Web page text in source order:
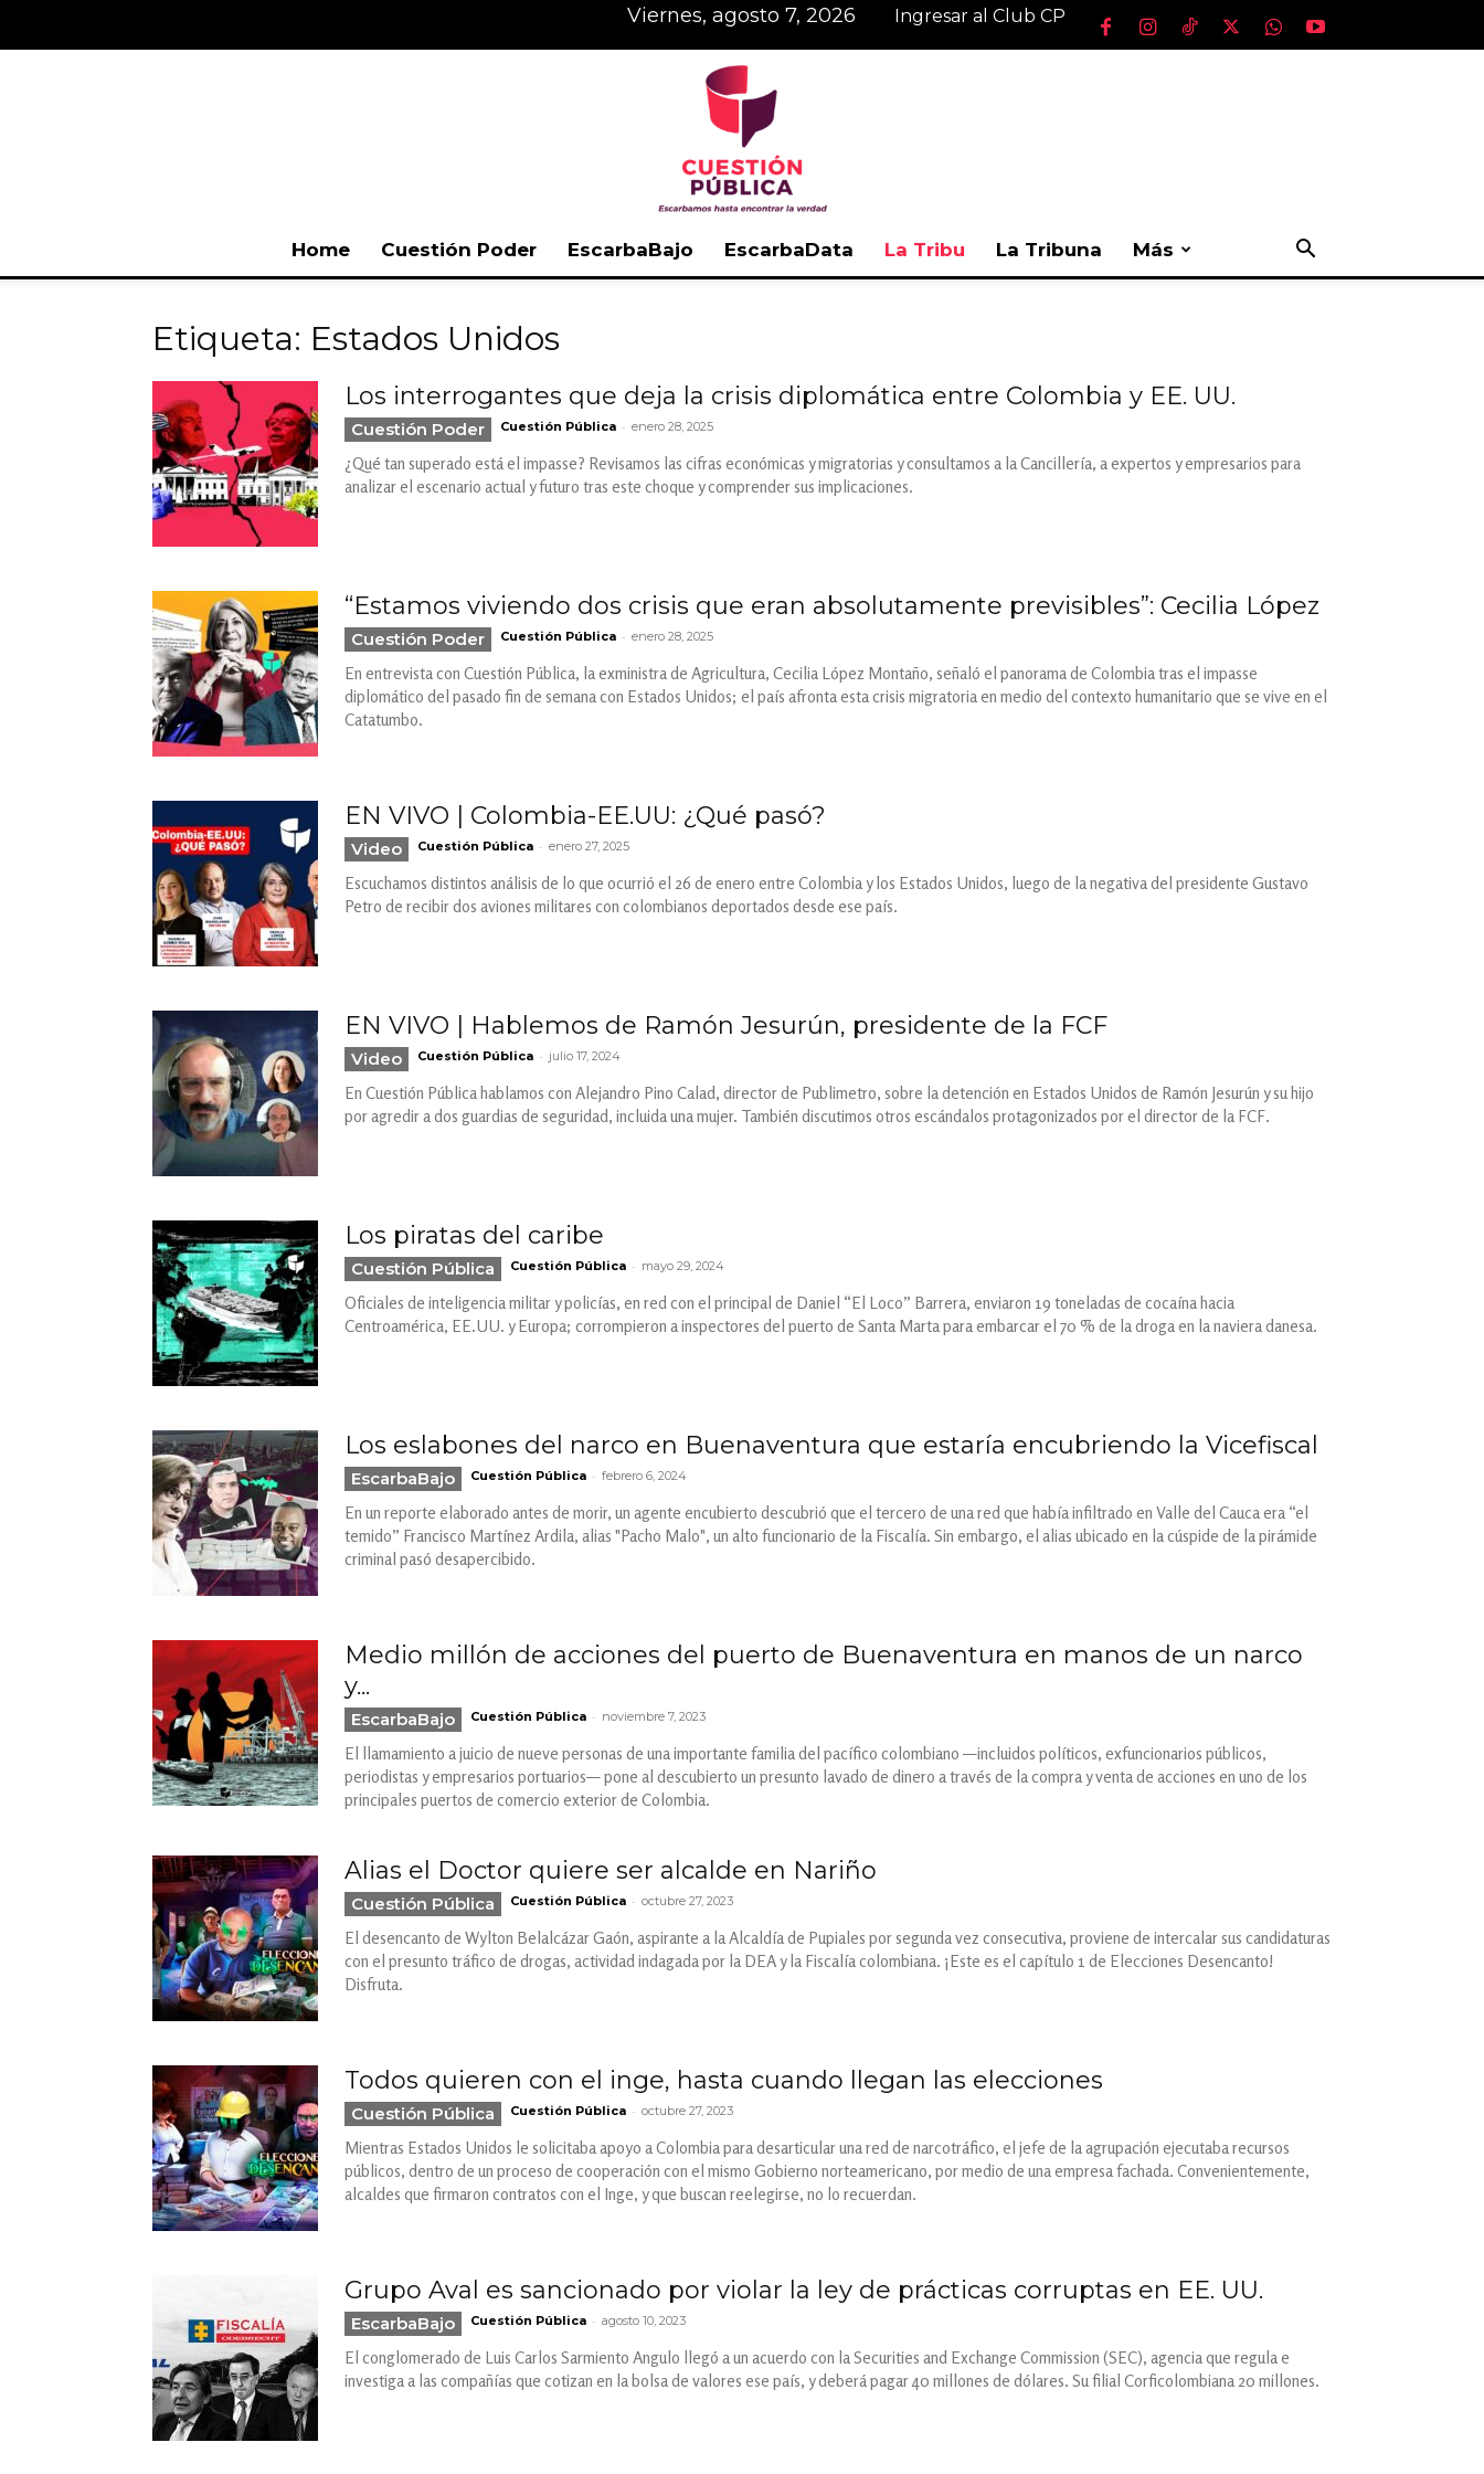
viernes, agosto 7, 2026 Ingresar al Club CP
Home Cuestión Poder EscarbaBajo EscarbaData La Tribu La Tribuna Más
Etiqueta: Estados Unidos
Los interrogantes que deja la crisis diplomática entre Colombia y EE. UU.
Cuestión Poder Cuestión Pública - enero 28, 2025
¿Qué tan superado está el impasse? Revisamos las cifras económicas y migratorias y consultamos a la Cancillería, a expertos y empresarios para
analizar el escenario actual y futuro tras este choque y comprender sus implicaciones.
“Estamos viviendo dos crisis que eran absolutamente previsibles”: Cecilia López
Cuestión Poder Cuestión Pública - enero 28, 2025
En entrevista con Cuestión Pública, la exministra de Agricultura, Cecilia López Montaño, señaló el panorama de Colombia tras el impasse
diplomático del pasado fin de semana con Estados Unidos; el país afronta esta crisis migratoria en medio del contexto humanitario que se vive en el
Catatumbo.
EN VIVO | Colombia-EE.UU: ¿Qué pasó?
Video Cuestión Pública - enero 27, 2025
Escuchamos distintos análisis de lo que ocurrió el 26 de enero entre Colombia y los Estados Unidos, luego de la negativa del presidente Gustavo
Petro de recibir dos aviones militares con colombianos deportados desde ese país.
EN VIVO | Hablemos de Ramón Jesurún, presidente de la FCF
Video Cuestión Pública - julio 17, 2024
En Cuestión Pública hablamos con Alejandro Pino Calad, director de Publimetro, sobre la detención en Estados Unidos de Ramón Jesurún y su hijo
por agredir a dos guardias de seguridad, incluida una mujer. También discutimos otros escándalos protagonizados por el director de la FCF.
Los piratas del caribe
Cuestión Pública Cuestión Pública - mayo 29, 2024
Oficiales de inteligencia militar y policías, en red con el principal de Daniel “El Loco” Barrera, enviaron 19 toneladas de cocaína hacia
Centroamérica, EE.UU. y Europa; corrompieron a inspectores del puerto de Santa Marta para embarcar el 70 % de la droga en la naviera danesa.
Los eslabones del narco en Buenaventura que estaría encubriendo la Vicefiscal
EscarbaBajo Cuestión Pública - febrero 6, 2024
En un reporte elaborado antes de morir, un agente encubierto descubrió que el tercero de una red que había infiltrado en Valle del Cauca era “el
temido” Francisco Martínez Ardila, alias "Pacho Malo", un alto funcionario de la Fiscalía. Sin embargo, el alias ubicado en la cúspide de la pirámide
criminal pasó desapercibido.
Medio millón de acciones del puerto de Buenaventura en manos de un narco
y...
EscarbaBajo Cuestión Pública - noviembre 7, 2023
El llamamiento a juicio de nueve personas de una importante familia del pacífico colombiano —incluidos políticos, exfuncionarios públicos,
periodistas y empresarios portuarios— pone al descubierto un presunto lavado de dinero a través de la compra y venta de acciones en uno de los
principales puertos de comercio exterior de Colombia.
Alias el Doctor quiere ser alcalde en Nariño
Cuestión Pública Cuestión Pública - octubre 27, 2023
El desencanto de Wylton Belalcázar Gaón, aspirante a la Alcaldía de Pupiales por segunda vez consecutiva, proviene de intercalar sus candidaturas
con el presunto tráfico de drogas, actividad indagada por la DEA y la Fiscalía colombiana. ¡Este es el capítulo 1 de Elecciones Desencanto!
Disfruta.
Todos quieren con el inge, hasta cuando llegan las elecciones
Cuestión Pública Cuestión Pública - octubre 27, 2023
Mientras Estados Unidos le solicitaba apoyo a Colombia para desarticular una red de narcotráfico, el jefe de la agrupación ejecutaba recursos
públicos, dentro de un proceso de cooperación con el mismo Gobierno norteamericano, por medio de una empresa fachada. Convenientemente,
alcaldes que firmaron contratos con el Inge, y que buscan reelegirse, no lo recuerdan.
Grupo Aval es sancionado por violar la ley de prácticas corruptas en EE. UU.
EscarbaBajo Cuestión Pública - agosto 10, 2023
El conglomerado de Luis Carlos Sarmiento Angulo llegó a un acuerdo con la Securities and Exchange Commission (SEC), agencia que regula e
investiga a las compañías que cotizan en la bolsa de valores ese país, y deberá pagar 40 millones de dólares. Su filial Corficolombiana 20 millones.